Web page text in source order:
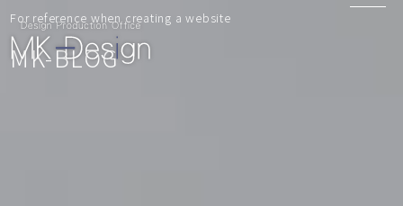
For reference when creating a website
MK-BLOG